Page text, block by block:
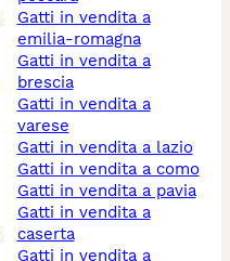
gatti in vendita a
emilia-romagna
gatti in vendita a
brescia
gatti in vendita a
varese
gatti in vendita a lazio
gatti in vendita a como
gatti in vendita a pavia
gatti in vendita a
caserta
gatti in vendita a